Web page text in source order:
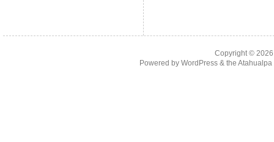
Copyright ©
Powered by WordPress& the Atahualpa